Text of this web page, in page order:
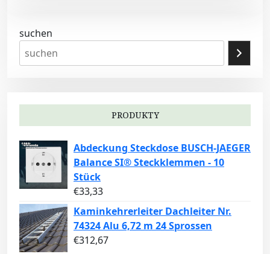
suchen
PRODUKTY
Abdeckung Steckdose BUSCH-JAEGER
Balance SI® Steckklemmen - 10
Stück
€33,33
Kaminkehrerleiter Dachleiter Nr.
74324 Alu 6,72 m 24 Sprossen
€312,67